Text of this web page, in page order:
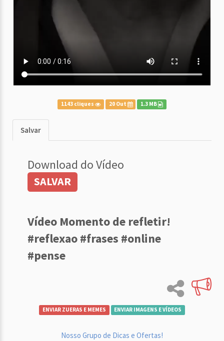
1143 cliques 20 Out 1.3 MB
Salvar
Download do Vídeo
SALVAR
Vídeo Momento de refletir!
#reflexao #frases #online
#pense
ENVIAR ZUERAS E MEMES ENVIAR IMAGENS E VÍDEOS
Nosso Grupo de Dicas e Ofertas!